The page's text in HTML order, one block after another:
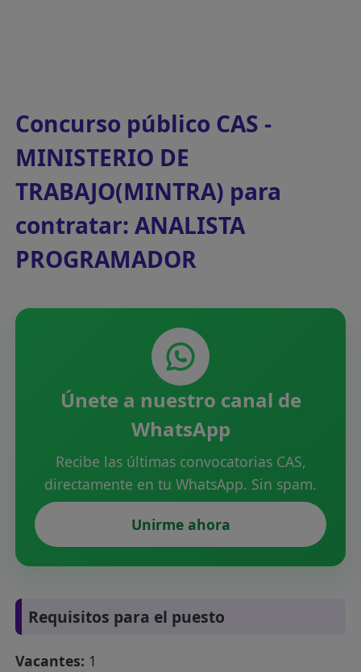
Concurso público CAS -
MINISTERIO DE
TRABAJO(MINTRA) para
contratar: ANALISTA
PROGRAMADOR
Únete a nuestro canal de
WhatsApp
Recibe las últimas convocatorias CAS,
directamente en tu WhatsApp. Sin spam.
Unirme ahora
Requisitos para el puesto
Vacantes: 1